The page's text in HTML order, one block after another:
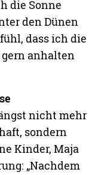
die Sonne
den Dünen
dass ich die
gern anhalten
nicht mehr
sondern
Kinder, Maja
„Nachdem